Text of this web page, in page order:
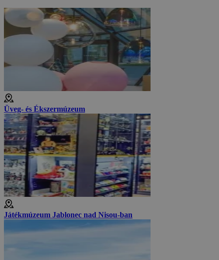
Üveg- és Ékszermúzeum
Játékmúzeum Jablonec nad Nisou-ban